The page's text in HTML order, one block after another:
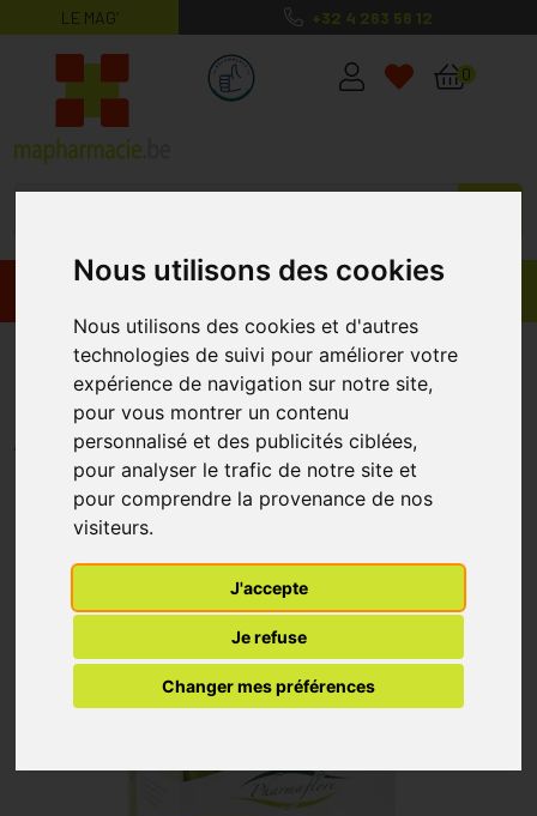
Nous utilisons des cookies
Nous utilisons des cookies et d'autres
technologies de suivi pour améliorer votre
expérience de navigation sur notre site,
pour vous montrer un contenu
personnalisé et des publicités ciblées,
pour analyser le trafic de notre site et
pour comprendre la provenance de nos
visiteurs.
J'accepte
Je refuse
Changer mes préférences
LE MAG’ +32 4 263 56 12
MaPharmacie.be ma santé, mes
0
Olivier Feuille Coup Bt
Pharmaflore 100 G
FAGRON